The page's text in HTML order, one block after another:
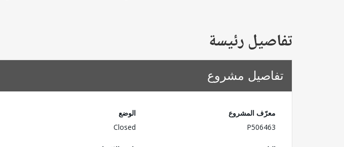
تفاصيل رئيسة
تفاصيل مشروع
معرّف المشروع
P506463
الوضع
Closed